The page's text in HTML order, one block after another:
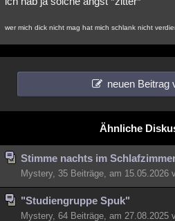
wer mich dick nicht mag hat mich schlank nicht
neuen Beitrag
Ähnliche
Stimme nachts im
Mystery, 35 Beiträge, am 15.05.2026
"Studiengruppe Spuk"
Mystery, 64 Beiträge, am 27.08.2025